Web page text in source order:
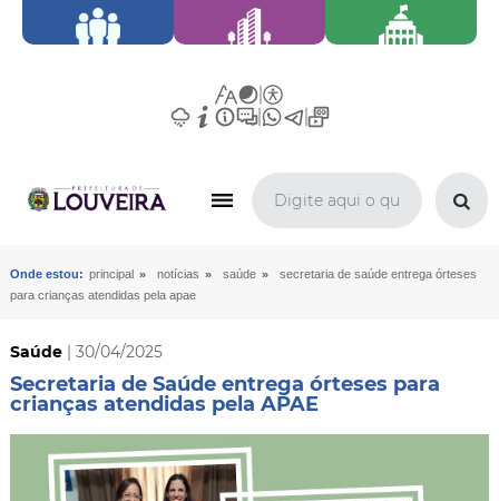
Onde estou: principal » notícias » saúde »
secretaria de saúde entrega órteses
para crianças atendidas pela apae
Saúde| 30/04/2025
Secretaria de Saúde entrega órteses para
crianças atendidas pela APAE